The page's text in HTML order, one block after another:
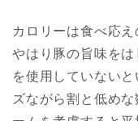
カロリーは食べ応
やはり豚の旨味を
を使用していない
ズながら割と低め